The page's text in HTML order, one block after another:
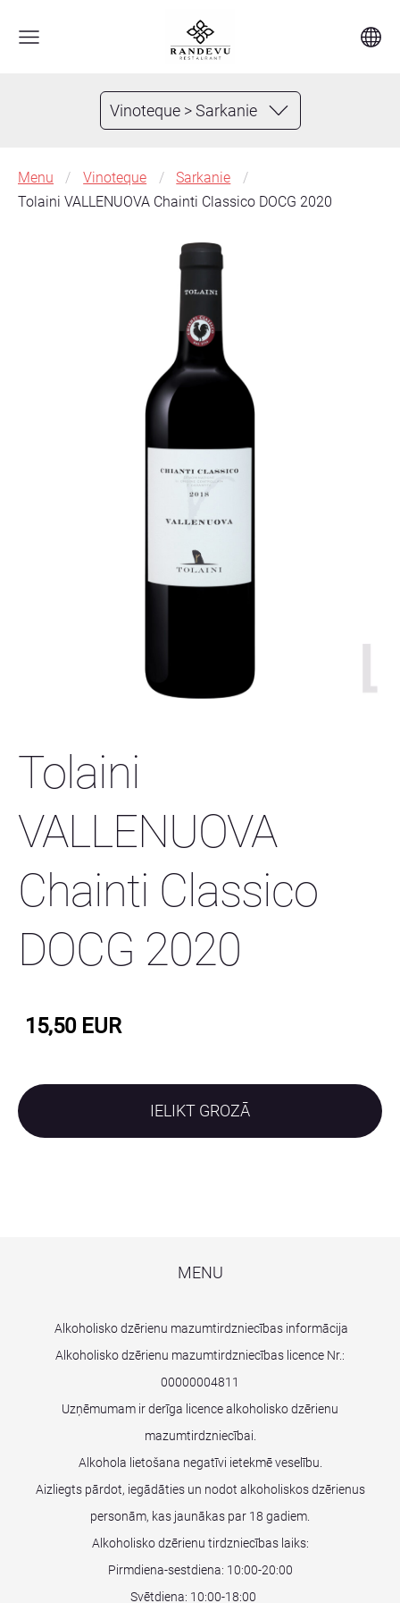
Vinoteque > Sarkanie
Menu Vinoteque
Sarkanie
Tolaini VALLENUOVA Chainti Classico DOCG 2020
Tolaini
VALLENUOVA
Chainti Classico
DOCG 2020
15,50 EUR
IELIKT GROZĀ
MENU
Alkoholisko dzērienu mazumtirdzniecības informācija
Alkoholisko dzērienu mazumtirdzniecības licence Nr.:
00000004811
Uzņēmumam ir derīga licence alkoholisko dzērienu
mazumtirdzniecībai.
Alkohola lietošana negatīvi ietekmē veselību.
Aizliegts pārdot, iegādāties un nodot alkoholiskos dzērienus
personām, kas jaunākas par 18 gadiem.
Alkoholisko dzērienu tirdzniecības laiks:
Pirmdiena-sestdiena: 10:00-20:00
Svētdiena: 10:00-18:00